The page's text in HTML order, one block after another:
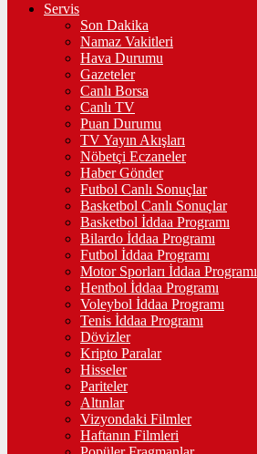
Servis
Son Dakika
Namaz Vakitleri
Hava Durumu
Gazeteler
Canlı Borsa
Canlı TV
Puan Durumu
TV Yayın Akışları
Nöbetçi Eczaneler
Haber Gönder
Futbol Canlı Sonuçlar
Basketbol Canlı Sonuçlar
Basketbol İddaa Programı
Bilardo İddaa Programı
Futbol İddaa Programı
Motor Sporları İddaa Programı
Hentbol İddaa Programı
Voleybol İddaa Programı
Tenis İddaa Programı
Dövizler
Kripto Paralar
Hisseler
Pariteler
Altınlar
Vizyondaki Filmler
Haftanın Filmleri